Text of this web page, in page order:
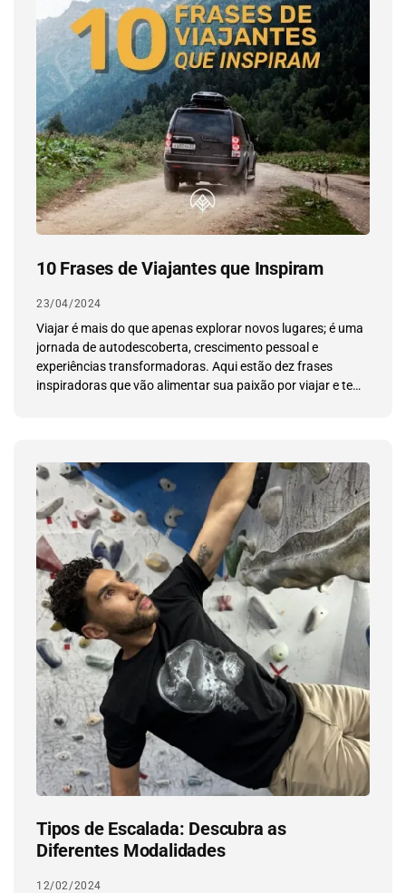
10 Frases de Viajantes que Inspiram
23/04/2024
Viajar é mais do que apenas explorar novos lugares; é uma
jornada de autodescoberta, crescimento pessoal e
experiências transformadoras. Aqui estão dez frases
inspiradoras que vão alimentar sua paixão por viajar e te
Tipos de Escalada: Descubra as
Diferentes Modalidades
12/02/2024